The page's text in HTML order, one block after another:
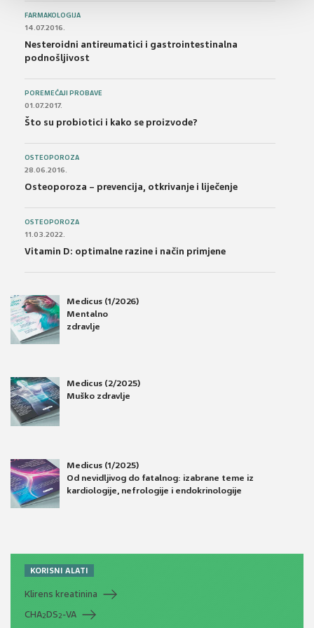
FARMAKOLOGIJA
14.07.2016.
Nesteroidni antireumatici i gastrointestinalna
podnošljivost
POREMEĆAJI PROBAVE
01.07.2017.
Što su probiotici i kako se proizvode?
OSTEOPOROZA
28.06.2016.
Osteoporoza – prevencija, otkrivanje i liječenje
OSTEOPOROZA
11.03.2022.
Vitamin D: optimalne razine i način primjene
Medicus (1/2026)
Mentalno
zdravlje
Medicus (2/2025)
Muško zdravlje
Medicus (1/2025)
Od nevidljivog do fatalnog: izabrane teme iz
kardiologije, nefrologije i endokrinologije
KORISNI ALATI
Klirens kreatinina
CHA2DS2-VA